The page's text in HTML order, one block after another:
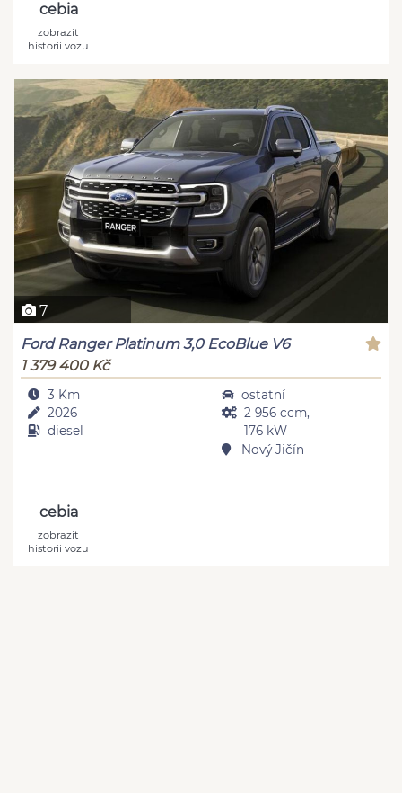
cebia
zobrazit
historii vozu
7
Ford Ranger Platinum 3,0 EcoBlue V6
1 379 400 Kč
3 Km
2026
diesel
ostatní
2 956 ccm,
176 kW
Nový Jičín
cebia
zobrazit
historii vozu